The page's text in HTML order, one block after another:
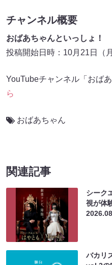
チャンネル概要
おばあちゃんといっしょ！
投稿開始日時：10月21日（
YouTubeチャンネル「おば
ら
おばあちゃん
関連記事
シーク
視が体
バカリ